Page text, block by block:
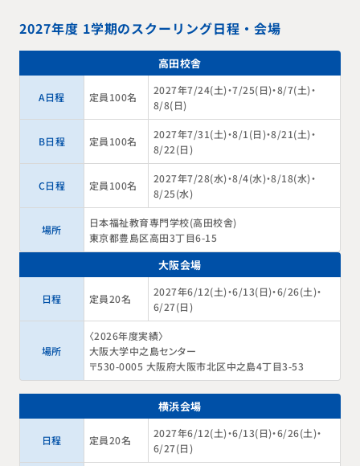
2027年度 1学期のスクーリング日程・会場
高田校舎
A日程 定員100名
2027年7/24(土)・7/25(日)・8/7(土)・
8/8(日)
B日程 定員100名
2027年7/31(土)・8/1(日)・8/21(土)・
8/22(日)
C日程 定員100名
2027年7/28(水)・8/4(水)・8/18(水)・
8/25(水)
場所
日本福祉教育専門学校（高田校舎）
東京都豊島区高田3丁目6-15
大阪会場
日程 定員20名
2027年6/12(土)・6/13(日)・6/26(土)・
6/27(日)
場所
〈2026年度実績〉
大阪大学中之島センター
〒530-0005 大阪府大阪市北区中之島4丁目3-53
横浜会場
日程 定員20名
2027年6/12(土)・6/13(日)・6/26(土)・
6/27(日)